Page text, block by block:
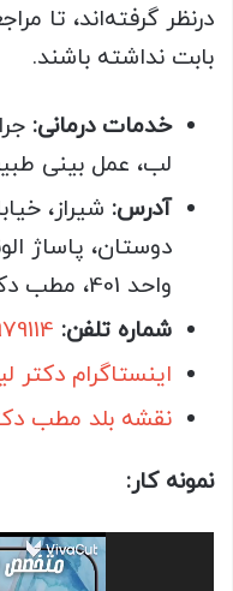
درنظر گرفته‌اند، تا
بابت نداشته باشند.
خدمات درمانی:
لب، عمل بینی
آدرس: شیراز،
واحد 401، مطب دکتر لیلا اسدپور
شماره تلفن:
اینستاگرام دکتر
نقشه بلد مطب
نمونه کار: